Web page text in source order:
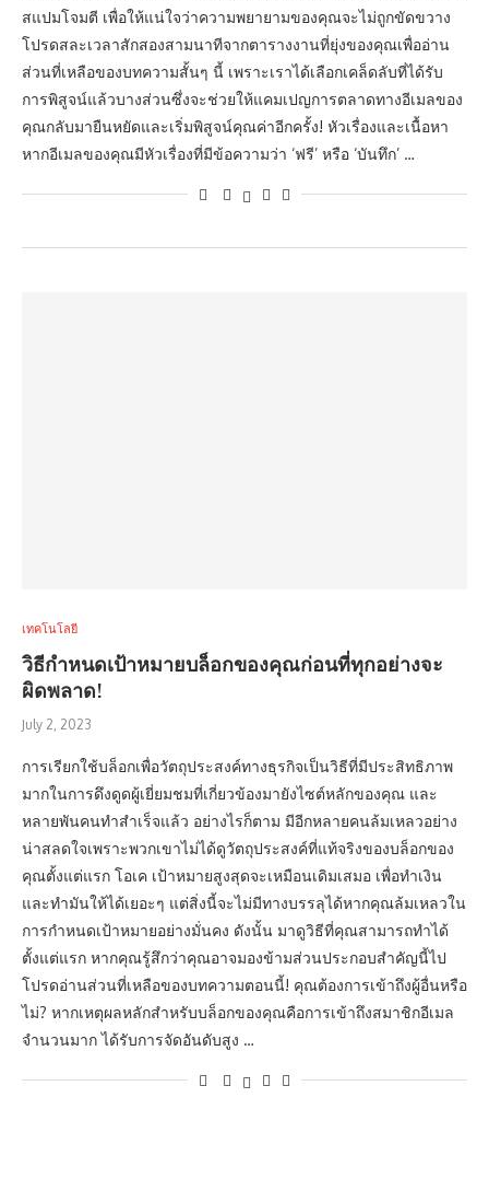
สแปมโจมตี เพื่อให้แน่ใจว่าความพยายามของคุณจะไม่ถูกขัดขวาง
โปรดสละเวลาสักสองสามนาทีจากตารางงานที่ยุ่งของคุณเพื่ออ่าน
ส่วนที่เหลือของบทความสั้นๆ นี้ เพราะเราได้เลือกเคล็ดลับที่ได้รับ
การพิสูจน์แล้วบางส่วนซึ่งจะช่วยให้แคมเปญการตลาดทางอีเมลของ
คุณกลับมายืนหยัดและเริ่มพิสูจน์คุณค่าอีกครั้ง! หัวเรื่องและเนื้อหา
หากอีเมลของคุณมีหัวเรื่องที่มีข้อความว่า ‘ฟรี’ หรือ ‘บันทึก’ …
เทคโนโลยี
วิธีกำหนดเป้าหมายบล็อกของคุณก่อนที่ทุกอย่างจะ
ผิดพลาด!
July 2, 2023
การเรียกใช้บล็อกเพื่อวัตถุประสงค์ทางธุรกิจเป็นวิธีที่มีประสิทธิภาพ
มากในการดึงดูดผู้เยี่ยมชมที่เกี่ยวข้องมายังไซต์หลักของคุณ และ
หลายพันคนทำสำเร็จแล้ว อย่างไรก็ตาม มีอีกหลายคนล้มเหลวอย่าง
น่าสลดใจเพราะพวกเขาไม่ได้ดูวัตถุประสงค์ที่แท้จริงของบล็อกของ
คุณตั้งแต่แรก โอเค เป้าหมายสูงสุดจะเหมือนเดิมเสมอ เพื่อทำเงิน
และทำมันให้ได้เยอะๆ แต่สิ่งนี้จะไม่มีทางบรรลุได้หากคุณล้มเหลวใน
การกำหนดเป้าหมายอย่างมั่นคง ดังนั้น มาดูวิธีที่คุณสามารถทำได้
ตั้งแต่แรก หากคุณรู้สึกว่าคุณอาจมองข้ามส่วนประกอบสำคัญนี้ไป
โปรดอ่านส่วนที่เหลือของบทความตอนนี้! คุณต้องการเข้าถึงผู้อื่นหรือ
ไม่? หากเหตุผลหลักสำหรับบล็อกของคุณคือการเข้าถึงสมาชิกอีเมล
จำนวนมาก ได้รับการจัดอันดับสูง …